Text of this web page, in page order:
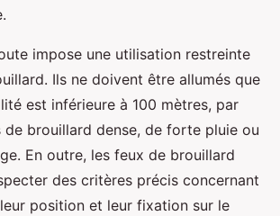
impose une utilisation restreinte
Ils ne doivent être allumés que
est inférieure à 100 mètres, par
de brouillard dense, de forte pluie ou
En outre, les feux de brouillard
des critères précis concernant
position et leur fixation sur le